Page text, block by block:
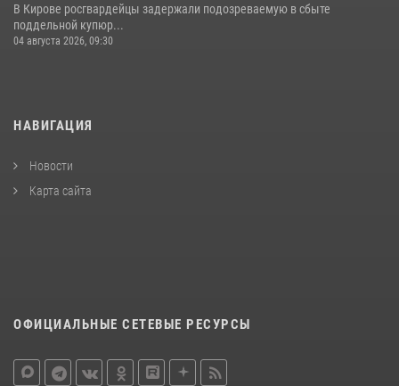
В Кирове росгвардейцы задержали подозреваемую в сбыте
поддельной купюр...
04 августа 2026, 09:30
НАВИГАЦИЯ
Новости
Карта сайта
ОФИЦИАЛЬНЫЕ СЕТЕВЫЕ РЕСУРСЫ